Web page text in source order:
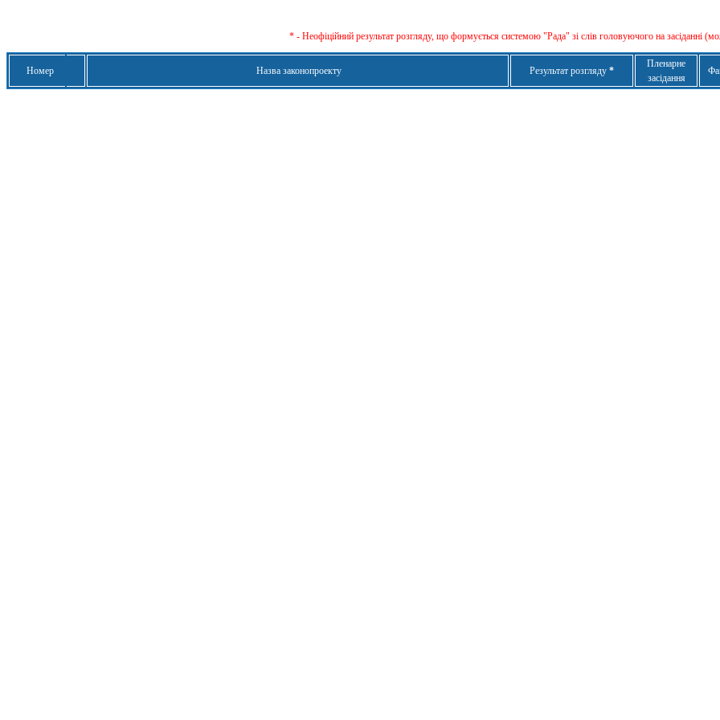
* - Неофіційний результат розгляду, що формується сиcтемою "Рада" зі слів головуючого на засіданні
Номер Назва законопроекту Результат розгляду *
Пленарне
засідання